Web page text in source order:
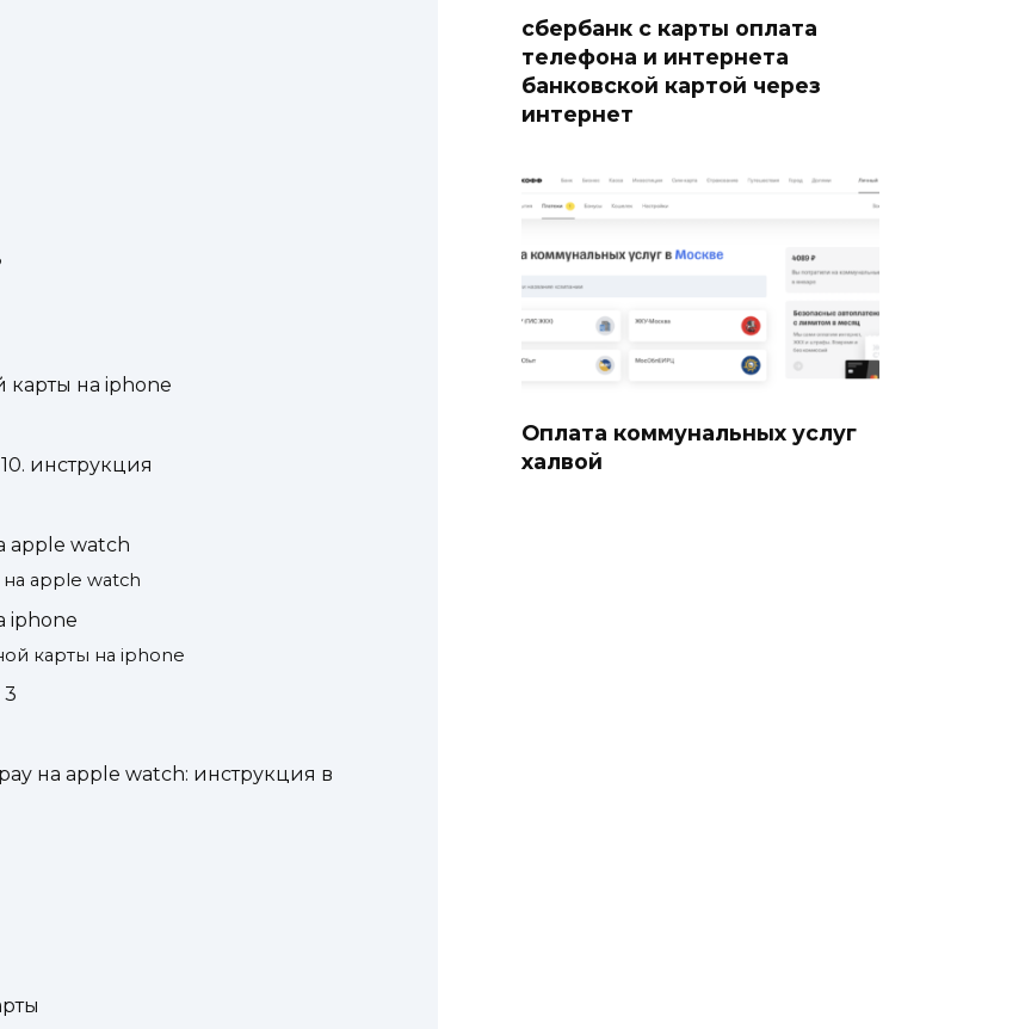
карты на iphone
инструкция
apple watch
apple watch
iphone
карты на iphone
3
на apple watch: инструкция в
сбербанк с карты оплата
телефона и интернета
банковской картой через
интернет
Оплата коммунальных услуг
халвой